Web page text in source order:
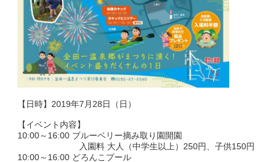
【日時】2019年7月28日（日）
【イベント内容】
10:00～16:00 ブルーベリー摘み取り園開園
入園料 大人（中学生以上）250円、子供150円
10:00～16:00 どろんこプール